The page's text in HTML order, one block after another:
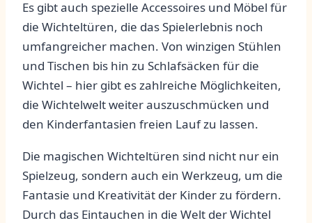
Es gibt auch spezielle Accessoires⁤ und Möbel für
die Wichteltüren, die das Spielerlebnis noch
umfangreicher machen. Von winzigen Stühlen
und ‍Tischen bis‍ hin zu Schlafsäcken⁣ für die
Wichtel – hier gibt⁤ es zahlreiche⁣ Möglichkeiten,
die Wichtelwelt weiter auszuschmücken und
den Kinderfantasien freien Lauf zu lassen.
Die magischen Wichteltüren sind nicht nur ein
Spielzeug, sondern auch ein Werkzeug,⁣ um die
Fantasie und Kreativität ⁣der Kinder zu fördern.
Durch das Eintauchen in die Welt der Wichtel